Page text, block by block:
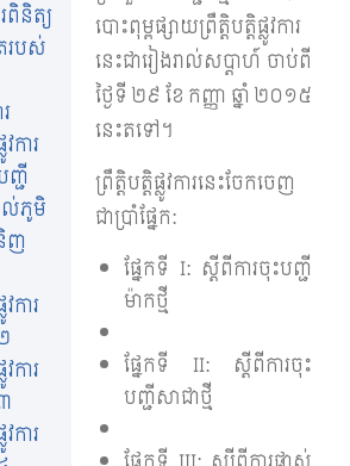
ពិនិត្យ
របស់
ការ​
ញ្ជី
ល់ភូមិ
ញ
ការ
ការ
ការ
បោះពុម្ពផ្សាយព្រឹត្តិបត្តិផ្លូវការ
នេះជារៀងរាល់សប្តាហ៍ ចាប់ពី
ថ្ងៃទី ២៩ ខែ កញ្ញា ឆ្នាំ ២០១៥​
នេះតទៅ។
ព្រឹត្តិបត្តិផ្លូវការនេះចែកចេញ
ជាប្រាំផ្នែក:
ផ្នែកទី I: ស្តីពីការចុះបញ្ជី
ម៉ាកថ្មី
ផ្នែកទី II: ស្តីពីការចុះ
បញ្ជីសាជាថ្មី